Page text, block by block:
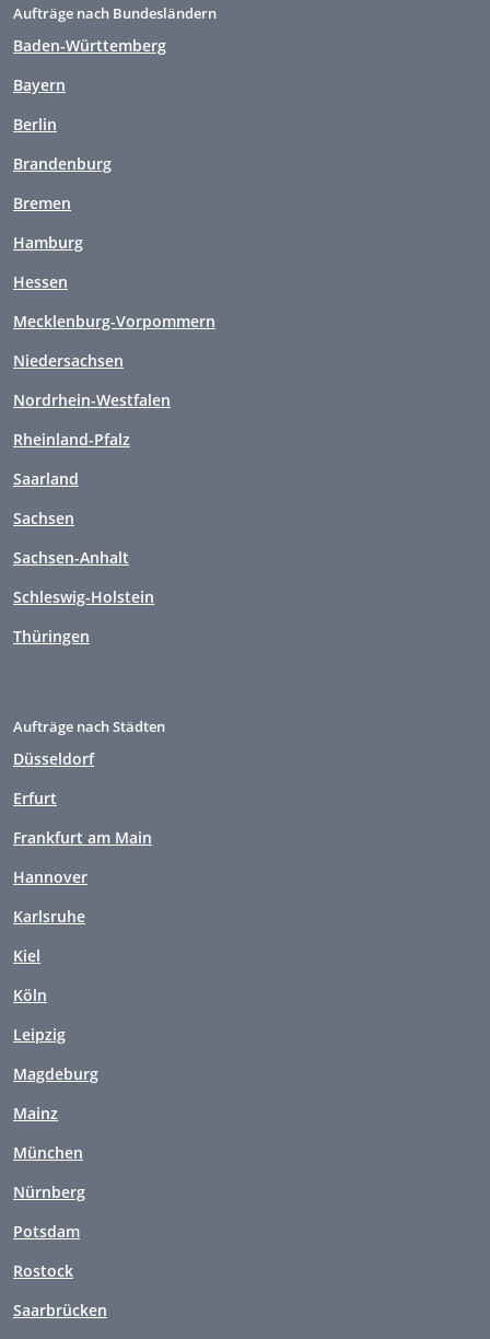
Aufträge nach Bundesländern
Baden-Württemberg
Bayern
Berlin
Brandenburg
Bremen
Hamburg
Hessen
Mecklenburg-Vorpommern
Niedersachsen
Nordrhein-Westfalen
Rheinland-Pfalz
Saarland
Sachsen
Sachsen-Anhalt
Schleswig-Holstein
Thüringen
Aufträge nach Städten
Düsseldorf
Erfurt
Frankfurt am Main
Hannover
Karlsruhe
Kiel
Köln
Leipzig
Magdeburg
Mainz
München
Nürnberg
Potsdam
Rostock
Saarbrücken